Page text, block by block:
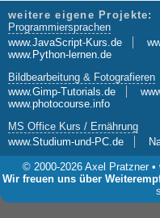
weitere eigene Projekte:
Programmiersprachen
www.JavaScript-Kurs.de
www.Python-lernen.de
Bildbearbeitung & Fotografieren
www.Gimp-Tutorials.de
www.photocourse.info
MS Office Kurs / Ernährung
www.Studium-und-PC.de
© 2000-2026 Axel Pratzner •
Wir freuen uns über